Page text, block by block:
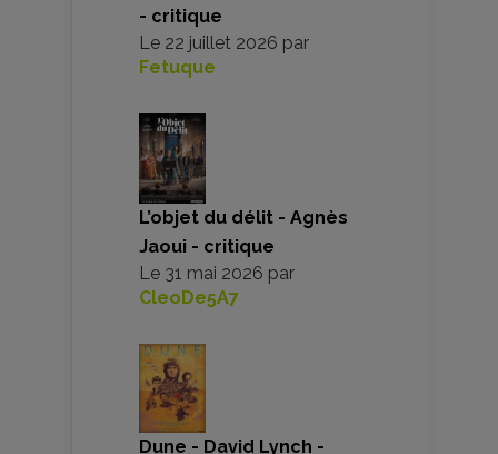
- critique
Le 22 juillet 2026 par
Fetuque
L’objet du délit - Agnès
Jaoui - critique
Le 31 mai 2026 par
CleoDe5A7
Dune - David Lynch -